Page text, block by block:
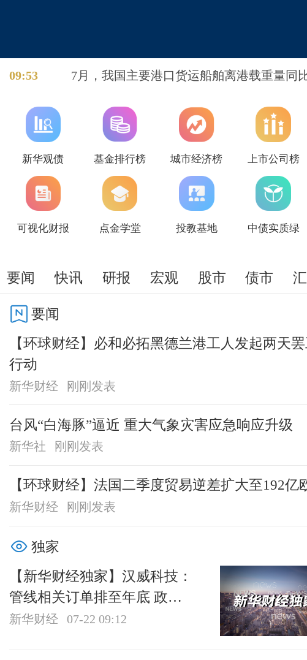
09:53
7月，我国主要港口货运船舶离港载重量同
中，滚装货船载重量同比增长87.1%。
新华观债 基金排行榜 城市经济榜 上市公司榜
可视化财报 点金学堂 投教基地 中债实质绿
要闻 快讯 研报 宏观 股市 债市
要闻
【环球财经】必和必拓黑德兰港工人发起两天
行动
新华财经 刚刚发表
台风“白海豚”逼近 重大气象灾害应急响应升级
新华社 刚刚发表
【环球财经】法国二季度贸易逆差扩大至192亿
新华财经 刚刚发表
独家
【新华财经独家】汉威科技：
管线相关订单排至年底 政策
红利仍处于释放期
新华财经 07-22 09:12